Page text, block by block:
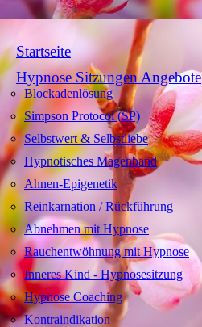
Startseite
Hypnose Sitzungen Angebote
Blockadenlösung
Simpson Protocol (SP)
Selbstwert & Selbstliebe
Hypnotisches Magenband
Ahnen-Epigenetik
Reinkarnation / Rückführung
Abnehmen mit Hypnose
Rauchentwöhnung mit Hypnose
Inneres Kind - Hypnosesitzung
Hypnose Coaching
Kontraindikation